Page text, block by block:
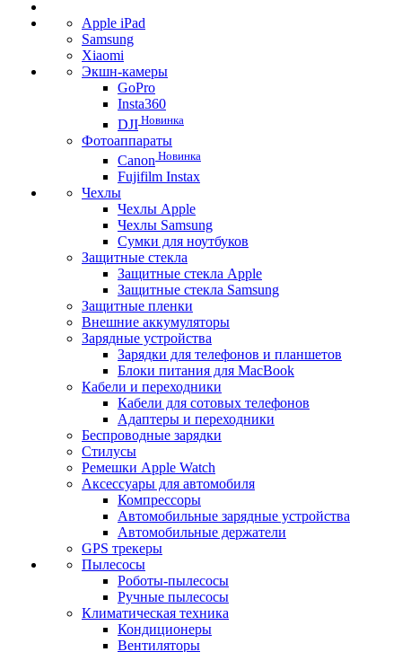
Apple iPad
Samsung
Xiaomi
Экшн-камеры
GoPro
Insta360
DJI Новинка
Фотоаппараты
Canon Новинка
Fujifilm Instax
Чехлы
Чехлы Apple
Чехлы Samsung
Сумки для ноутбуков
Защитные стекла
Защитные стекла Apple
Защитные стекла Samsung
Защитные пленки
Внешние аккумуляторы
Зарядные устройства
Зарядки для телефонов и планшетов
Блоки питания для MacBook
Кабели и переходники
Кабели для сотовых телефонов
Адаптеры и переходники
Беспроводные зарядки
Стилусы
Ремешки Apple Watch
Аксессуары для автомобиля
Компрессоры
Автомобильные зарядные устройства
Автомобильные держатели
GPS трекеры
Пылесосы
Роботы-пылесосы
Ручные пылесосы
Климатическая техника
Кондиционеры
Вентиляторы